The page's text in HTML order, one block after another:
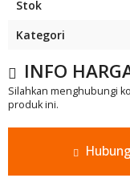
Stok
Kategori
INFO
Silahkan menghubungi
produk ini.